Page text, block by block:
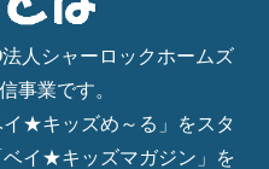
人シャーロックホームズ
事業です。
★キッズめ～る」をスタ
イ★キッズマガジン」を